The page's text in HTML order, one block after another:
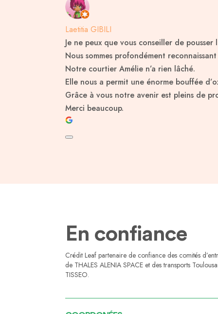
Laetitia GIBILI
Je ne peux que vous conseiller de
Nous sommes profondément
Notre courtier Amélie n’a rien lâché.
Elle nous a permit une énorme bouffée
Grâce à vous notre avenir est pleins de
Merci beaucoup.
En confiance
Crédit Leaf partenaire de confiance des comités
de THALES ALENIA SPACE et des transports
TISSEO.